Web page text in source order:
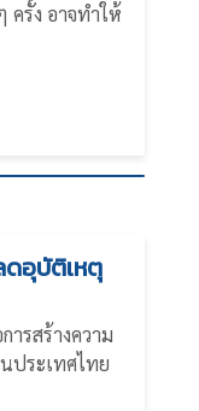
ครั้ง อาจทำให้
ดอุบัติเหตุ
รสร้างความ
ประเทศไทย